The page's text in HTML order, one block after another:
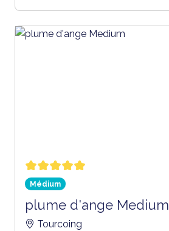
Médium
plume d'ange Medium
Tourcoing